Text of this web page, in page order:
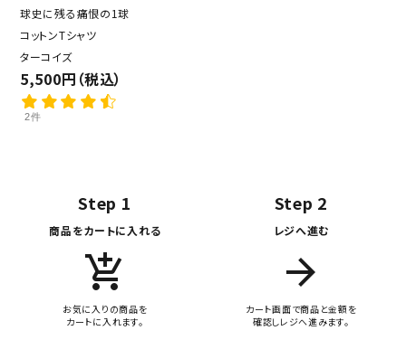
球史に残る痛恨の1球
コットンTシャツ
ターコイズ
5,500円（税込）
2件
Step 1
商品をカートに入れる
add_shopping_cart
お気に入りの商品を
カートに入れます。
Step 2
レジへ進む
arrow_forward
カート画面で商品と金額を
確認しレジへ進みます。